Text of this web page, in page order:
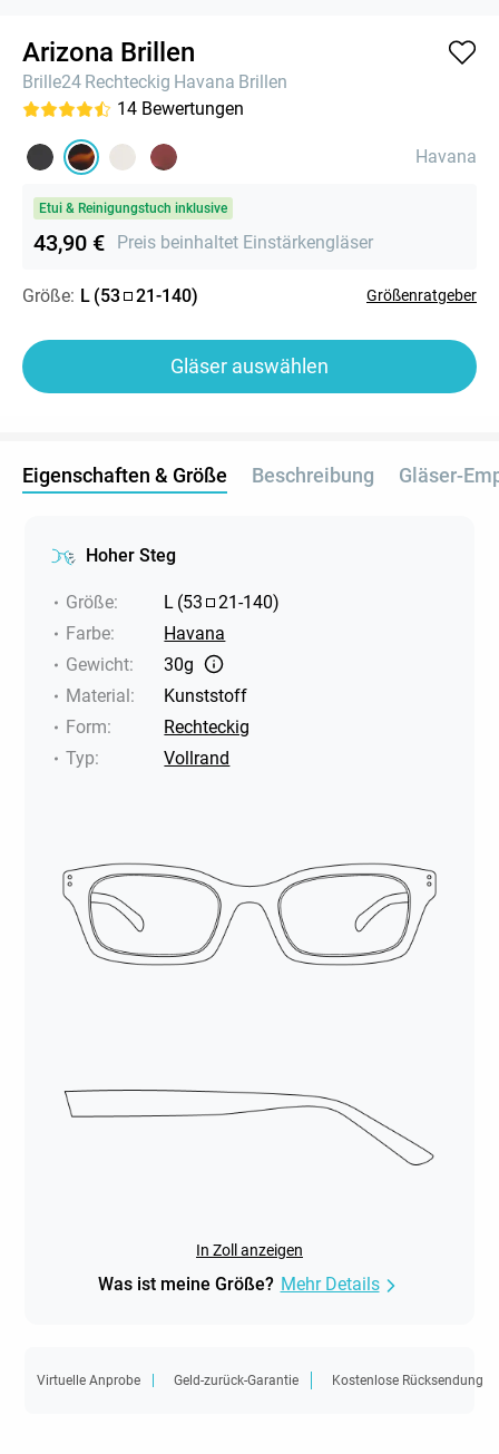
Arizona Brillen
Brille24 Rechteckig Havana Brillen
14 Bewertungen
Havana
Etui & Reinigungstuch inklusive
43,90 € Preis beinhaltet Einstärkengläser
Größe: L (53 21-140) Größenratgeber
Gläser auswählen
Eigenschaften & Größe Beschreibung Gläser-
Hoher Steg
Größe: L (53 21-140)
Farbe:
Havana
Gewicht:
30g
Material:
Kunststoff
Form:
Rechteckig
Typ: Vollrand
In Zoll anzeigen
Was ist meine Größe? Mehr Details
Virtuelle Anprobe Geld-zurück-Garantie Kostenlose Rücksendung